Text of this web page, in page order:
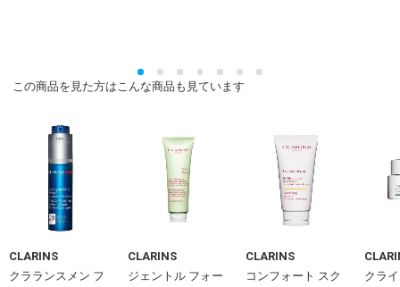
この商品を見た方はこんな商品も見ています
CLARINS
クラランスメン フ
CLARINS
ジェントル フォー
CLARINS
コンフォート スク
クラ